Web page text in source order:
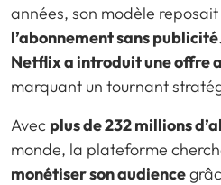
années, son modèle reposait
l’abonnement sans publicité
Netflix a introduit une offre
marquant un tournant
Avec plus de 232 millions
monde, la plateforme
monétiser son audience